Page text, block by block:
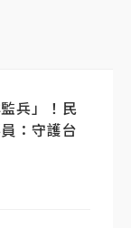
兵」！民
：守護台